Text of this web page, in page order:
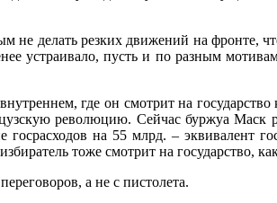
делать резких движений на фронте,
устраивало, пусть и по разным
где он смотрит на
революцию. Сейчас буржуа Маск
на 55 млрд. – эквивалент
тоже смотрит на государство,
а не с пистолета.